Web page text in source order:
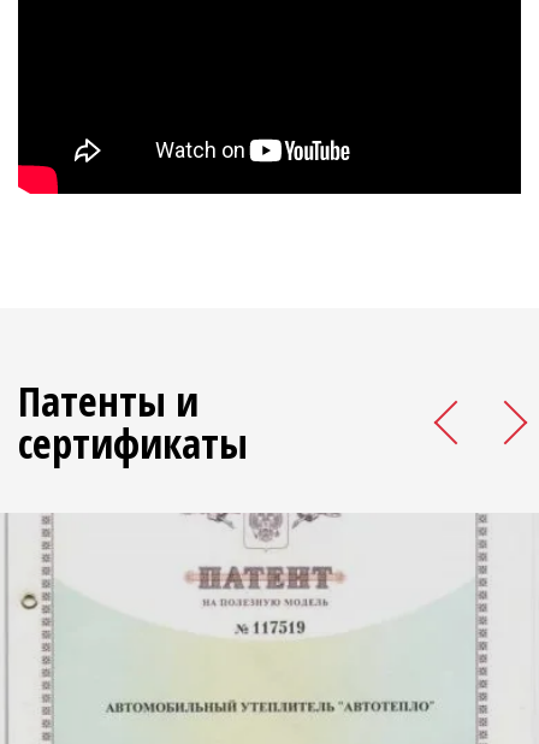
Патенты и
сертификаты